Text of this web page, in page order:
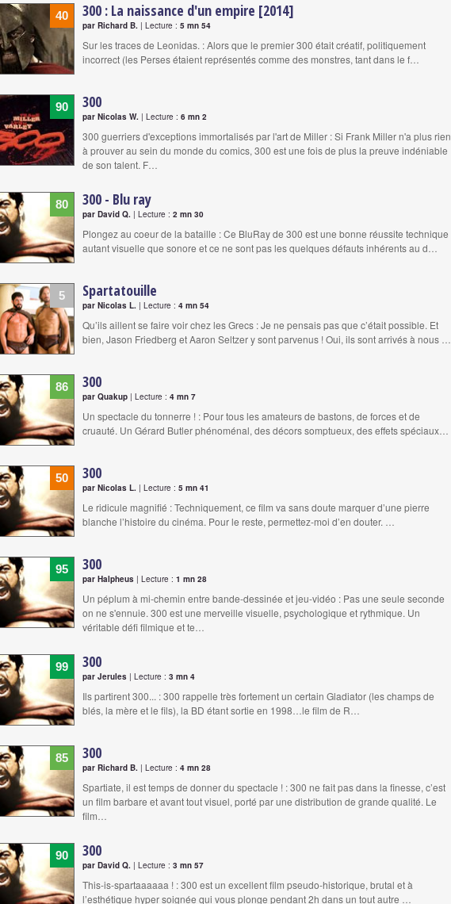
40 300 : La naissance d'un empire [2014]
par Richard B. | Lecture : 5 mn 54
Sur les traces de Leonidas. : Alors que le premier 300 était créatif, politiquement
incorrect (les Perses étaient représentés comme des monstres, tant dans le f…
90 300
par Nicolas W. | Lecture : 6 mn 2
300 guerriers d'exceptions immortalisés par l'art de Miller : Si Frank Miller n'a plus rien
à prouver au sein du monde du comics, 300 est une fois de plus la preuve indéniable
de son talent. F…
80 300 - Blu ray
par David Q. | Lecture : 2 mn 30
Plongez au coeur de la bataille : Ce BluRay de 300 est une bonne réussite technique
autant visuelle que sonore et ce ne sont pas les quelques défauts inhérents au d…
5 Spartatouille
par Nicolas L. | Lecture : 4 mn 54
Qu’ils aillent se faire voir chez les Grecs : Je ne pensais pas que c’était possible. Et
bien, Jason Friedberg et Aaron Seltzer y sont parvenus ! Oui, ils sont arrivés à nous …
86 300
par Quakup | Lecture : 4 mn 7
Un spectacle du tonnerre ! : Pour tous les amateurs de bastons, de forces et de
cruauté. Un Gérard Butler phénoménal, des décors somptueux, des effets spéciaux…
50 300
par Nicolas L. | Lecture : 5 mn 41
Le ridicule magnifié : Techniquement, ce film va sans doute marquer d’une pierre
blanche l’histoire du cinéma. Pour le reste, permettez-moi d’en douter. …
95 300
par Halpheus | Lecture : 1 mn 28
Un péplum à mi-chemin entre bande-dessinée et jeu-vidéo : Pas une seule seconde
on ne s'ennuie. 300 est une merveille visuelle, psychologique et rythmique. Un
véritable défi filmique et te…
99 300
par Jerules | Lecture : 3 mn 4
Ils partirent 300... : 300 rappelle très fortement un certain Gladiator (les champs de
blés, la mère et le fils), la BD étant sortie en 1998…le film de R…
85 300
par Richard B. | Lecture : 4 mn 28
Spartiate, il est temps de donner du spectacle ! : 300 ne fait pas dans la finesse, c’est
un film barbare et avant tout visuel, porté par une distribution de grande qualité. Le
film…
90 300
par David Q. | Lecture : 3 mn 57
This-is-spartaaaaaa ! : 300 est un excellent film pseudo-historique, brutal et à
l’esthétique hyper soignée qui vous plonge pendant 2h dans un tout autre …